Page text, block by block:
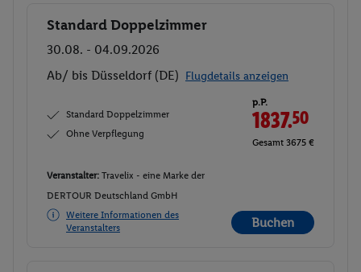
Buchen
Standard Doppelzimmer
30.08. - 04.09.2026
Ab/ bis Düsseldorf (DE) Flugdetails anzeigen
Standard Doppelzimmer
Ohne Verpflegung
p.P.
1837.50
Gesamt 3675 €
Veranstalter: Travelix - eine Marke der
DERTOUR Deutschland GmbH
Weitere Informationen des
Veranstalters
Buchen